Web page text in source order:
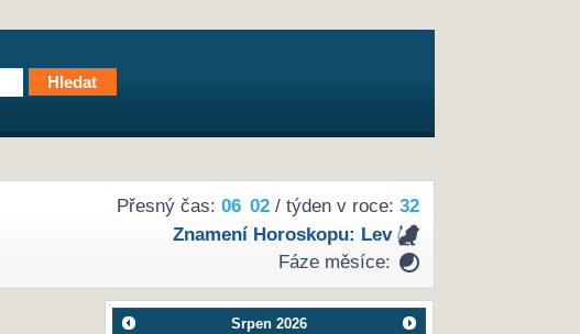
Přesný čas: 06 02/ týden v roce: 32
Znamení Horoskopu: Lev
Fáze měsíce:
Srpen 2026